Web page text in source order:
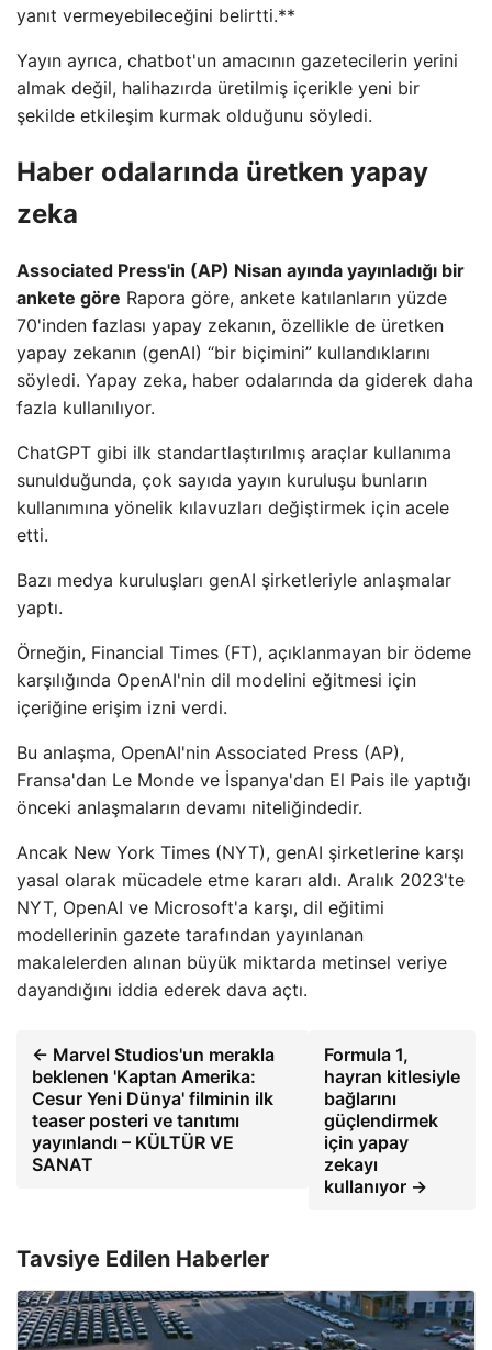
yanıt vermeyebileceğini belirtti.**
Yayın ayrıca, chatbot'un amacının gazetecilerin yerini
almak değil, halihazırda üretilmiş içerikle yeni bir
şekilde etkileşim kurmak olduğunu söyledi.
Haber odalarında üretken yapay
zeka
Associated Press'in (AP) Nisan ayında yayınladığı bir
ankete göre Rapora göre, ankete katılanların yüzde
70'inden fazlası yapay zekanın, özellikle de üretken
yapay zekanın (genAI) “bir biçimini” kullandıklarını
söyledi. Yapay zeka, haber odalarında da giderek daha
fazla kullanılıyor.
ChatGPT gibi ilk standartlaştırılmış araçlar kullanıma
sunulduğunda, çok sayıda yayın kuruluşu bunların
kullanımına yönelik kılavuzları değiştirmek için acele
etti.
Bazı medya kuruluşları genAI şirketleriyle anlaşmalar
yaptı.
Örneğin, Financial Times (FT), açıklanmayan bir ödeme
karşılığında OpenAI'nin dil modelini eğitmesi için
içeriğine erişim izni verdi.
Bu anlaşma, OpenAI'nin Associated Press (AP),
Fransa'dan Le Monde ve İspanya'dan El Pais ile yaptığı
önceki anlaşmaların devamı niteliğindedir.
Ancak New York Times (NYT), genAI şirketlerine karşı
yasal olarak mücadele etme kararı aldı. Aralık 2023'te
NYT, OpenAI ve Microsoft'a karşı, dil eğitimi
modellerinin gazete tarafından yayınlanan
makalelerden alınan büyük miktarda metinsel veriye
dayandığını iddia ederek dava açtı.
← Marvel Studios'un merakla
beklenen 'Kaptan Amerika:
Cesur Yeni Dünya' filminin ilk
teaser posteri ve tanıtımı
yayınlandı – KÜLTÜR VE
SANAT
Formula 1,
hayran kitlesiyle
bağlarını
güçlendirmek
için yapay
zekayı
kullanıyor →
Tavsiye Edilen Haberler